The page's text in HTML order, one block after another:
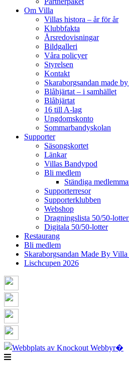
Om Villa
Villas histora – år för år
Klubbfakta
Årsredovisningar
Bildgalleri
Våra policyer
Styrelsen
Kontakt
Skaraborgsandan made
Blåhjärtat – i samhället
Blåhjärtat
16 till A-lag
Ungdomskonto
Sommarbandyskolan
Supporter
Säsongskortet
Länkar
Villas Bandypod
Bli medlem
Ständiga
Supporterresor
Supporterklubben
Webshop
Dragningslista 50/50-
Digitala 50/50-lotter
Restaurang
Bli medlem
Skaraborgsandan Made By
Lischcupen 2026